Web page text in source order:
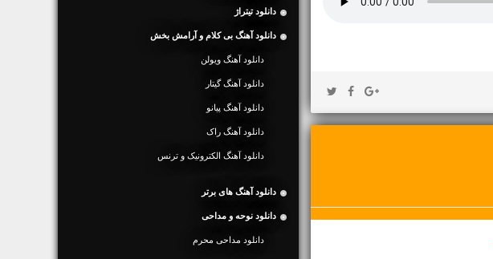
دانلود تیتراژ
دانلود آهنگ بی کلام و آرامش بخش
دانلود آهنگ ویولن
دانلود آهنگ گیتار
دانلود آهنگ پیانو
دانلود آهنگ راک
دانلود آهنگ الکترونیک و ترنس
دانلود آهنگ های برتر
دانلود نوحه و مداحی
دانلود مداحی محرم